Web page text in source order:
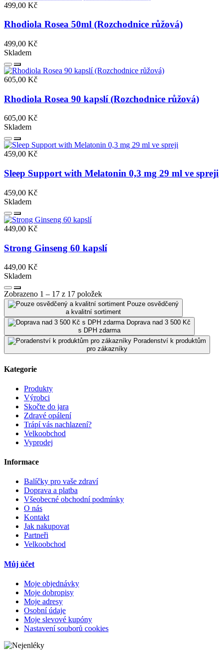
499,00 Kč
Rhodiola Rosea 50ml (Rozchodnice růžová)
499,00 Kč
Skladem
605,00 Kč
Rhodiola Rosea 90 kapslí (Rozchodnice růžová)
605,00 Kč
Skladem
459,00 Kč
Sleep Support with Melatonin 0,3 mg 29 ml ve spreji
459,00 Kč
Skladem
449,00 Kč
Strong Ginseng 60 kapslí
449,00 Kč
Skladem
Zobrazeno 1 – 17 z 17 položek
Pouze osvědčený
a kvalitní sortiment
Doprava nad 3 500 Kč
s DPH zdarma
Poradenství k produktům
pro zákazníky
Kategorie
Produkty
Výrobci
Skočte do jara
Zdravé opálení
Trápí vás nachlazení?
Velkoobchod
Vyprodej
Informace
Balíčky pro vaše zdraví
Doprava a platba
Všeobecné obchodní podmínky
O nás
Kontakt
Jak nakupovat
Partneři
Velkoobchod
Můj účet
Moje objednávky
Moje dobropisy
Moje adresy
Osobní údaje
Moje slevové kupóny
Nastavení souborů cookies